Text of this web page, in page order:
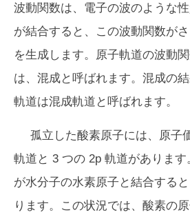
波動関数は、電子の波のような
が結合すると、この波動関数が
を生成します。原子軌道の波動
は、混成と呼ばれます。混成の
軌道は混成軌道と呼ばれます。
孤立した酸素原子には、原子
軌道と 3 つの 2p 軌道がありま
が水分子の水素原子と結合する
ります。この状況では、酸素の